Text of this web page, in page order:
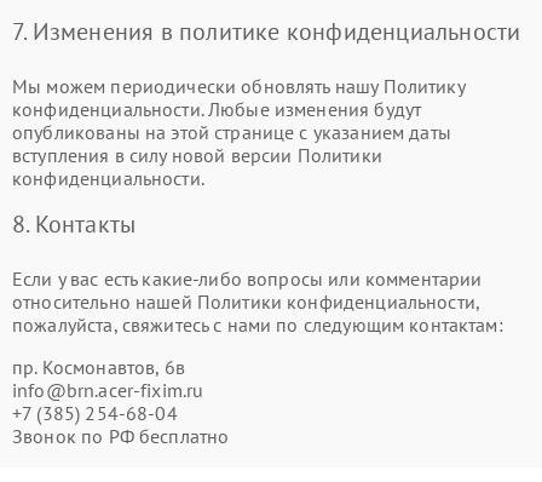
7. Изменения в политике конфиденциальности
Мы можем периодически обновлять нашу Политику
конфиденциальности. Любые изменения будут
опубликованы на этой странице с указанием даты
вступления в силу новой версии Политики
конфиденциальности.
8. Контакты
Если у вас есть какие-либо вопросы или комментарии
относительно нашей Политики конфиденциальности,
пожалуйста, свяжитесь с нами по следующим контактам:
​пр. Космонавтов, 6в
info@brn.acer-fixim.ru
+7 (385) 254-68-04
Звонок по РФ бесплатно